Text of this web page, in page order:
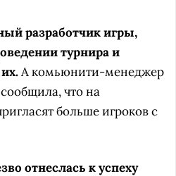
разработчик игры,
турнира и
А комьюнити-менеджер
что на
больше игроков с
отнеслась к успеху